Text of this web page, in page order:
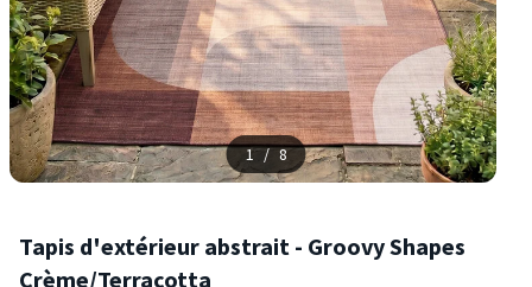
1 / 8
Tapis d'extérieur abstrait - Groovy Shapes
Crème/Terracotta